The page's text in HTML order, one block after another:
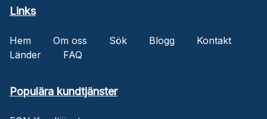
Links
Hem Om oss Sök Blogg
Kontakt
Länder
FAQ
Populära kundtjänster